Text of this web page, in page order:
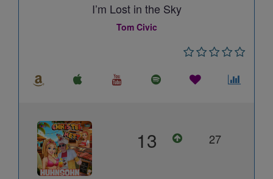
I’m Lost in the Sky
Tom Civic
13 27